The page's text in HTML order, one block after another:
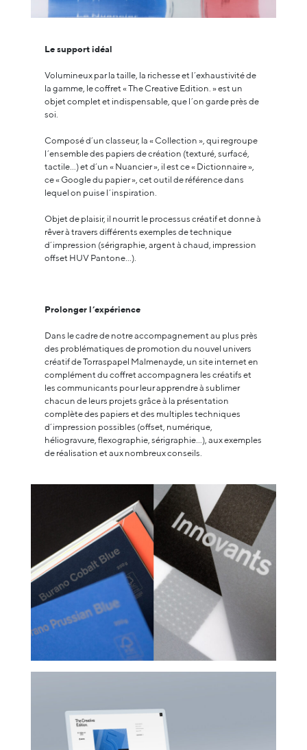
Le support idéal
Volumineux par la taille, la richesse et l’exhaustivité de
la gamme, le coffret « The Creative Edition. » est un
objet complet et indispensable, que l’on garde près de
soi.
Composé d’un classeur, la « Collection », qui regroupe
l’ensemble des papiers de création (texturé, surfacé,
tactile…) et d’un « Nuancier », il est ce « Dictionnaire »,
ce « Google du papier », cet outil de référence dans
lequel on puise l’inspiration.
Objet de plaisir, il nourrit le processus créatif et donne à
rêver à travers différents exemples de technique
d’impression (sérigraphie, argent à chaud, impression
offset HUV Pantone…).
Prolonger l’expérience
Dans le cadre de notre accompagnement au plus près
des problématiques de promotion du nouvel univers
créatif de Torraspapel Malmenayde, un site internet en
complément du coffret accompagnera les créatifs et
les communicants pour leur apprendre à sublimer
chacun de leurs projets grâce à la présentation
complète des papiers et des multiples techniques
d’impression possibles (offset, numérique,
héliogravure, flexographie, sérigraphie…), aux exemples
de réalisation et aux nombreux conseils.